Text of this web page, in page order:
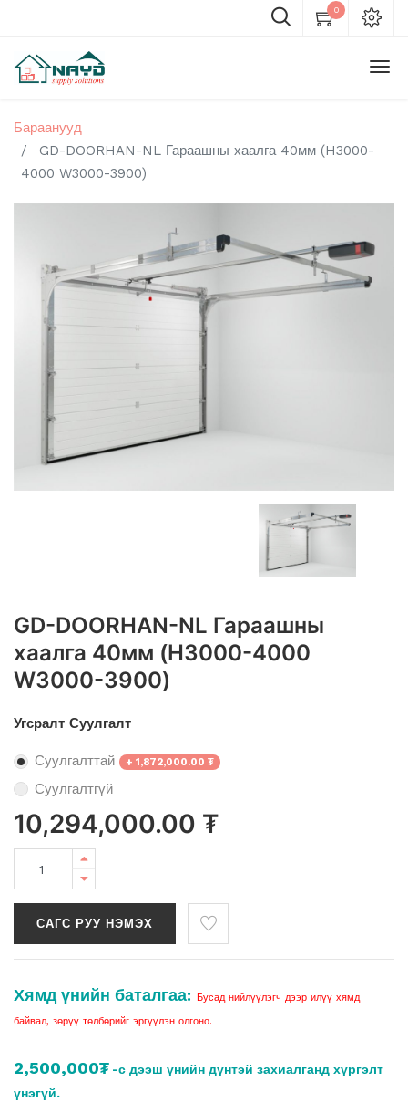
0
Бараанууд
GD-DOORHAN-NL Гараашны хаалга 40мм (H3000-
4000 W3000-3900)
GD-DOORHAN-NL Гараашны
хаалга 40мм (H3000-4000
W3000-3900)
Угсралт Суулгалт
Суулгалттай + 1,872,000.00 ₮
Суулгалтгүй
10,294,000.00 ₮
САГС РУУ НЭМЭХ
Хямд үнийн баталгаа:
Бусад нийлүүлэгч дээр илүү хямд
байвал, зөрүү төлбөрийг эргүүлэн олгоно.
2,500,000₮ -с дээш үнийн дүнтэй захиалганд хүргэлт
үнэгүй.